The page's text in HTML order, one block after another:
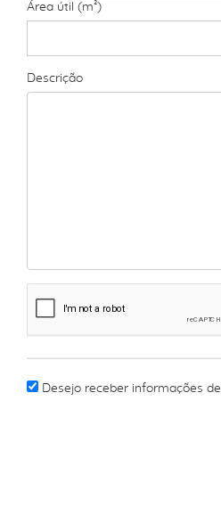
Área útil (m²)
Descrição
Desejo receber informações de